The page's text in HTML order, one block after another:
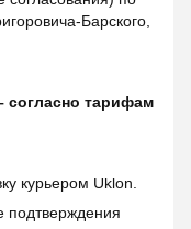
Барского,
согласно тарифам
курьером Uklon.
подтверждения